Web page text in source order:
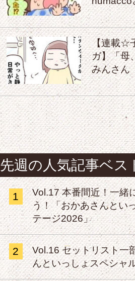
【連載☆
ガ】「母
みんさん
先週の人気記事ベス
1
Vol.17 本番間近！一緒
う！「おかあさんとい
テージ2026」
2
Vol.16 セットリスト一
んといっしょスペシャ